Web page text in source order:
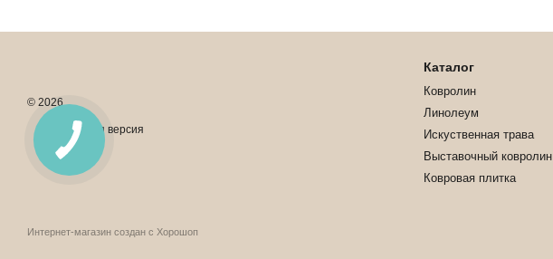
© 2026
Мобильная версия
Интернет-магазин создан с Хорошоп
Каталог
Ковролин
Линолеум
Искуственная трава
Выставочный ковролин
Ковровая плитка